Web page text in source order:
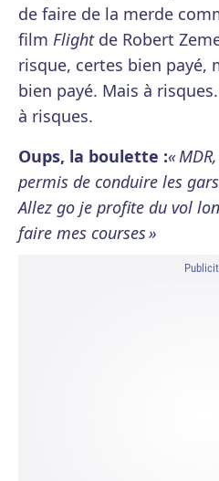
de faire de la merde
film Flight de Robert
risque, certes bien payé,
bien payé. Mais à
à risques.
Oups, la boulette :«
permis de conduire les
Allez go je profite du vol
faire mes courses »